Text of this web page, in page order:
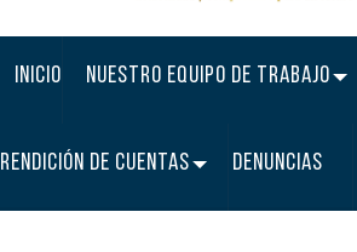
‎ ‎ ‎ ‎INICIO ‎ ‎ ‎ ‎ NUESTRO EQUIPO DE TRABAJO
RENDICIÓN DE CUENTAS DENUNCIAS